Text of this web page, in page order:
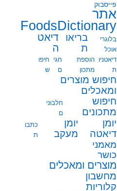
פייסבוק
אתר
FoodsDictionary
בלוגרי
אוכל
בריאו
ת
דיאט
ה
דיאטניו
ת
הוספת
מתכון
חגי
ם
חיפו
ש
חיפוש מוצרים
ומאכלים
חיפוש
מתכונים
חלבוני
ם
יומן
דיאטה
יומן
מעקב
כתבו
ת
מאמני
כושר
מוצרים ומאכלים
מחשבון
קלוריות